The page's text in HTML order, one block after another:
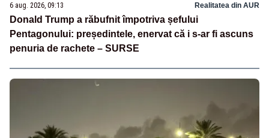
6 aug. 2026, 09:13 Realitatea din AUR
Donald Trump a răbufnit împotriva șefului
Pentagonului: președintele, enervat că i s-ar fi ascuns
penuria de rachete – SURSE